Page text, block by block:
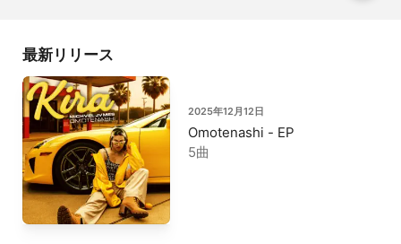
最新リリース
2025年12月12日
Omotenashi - EP
5曲